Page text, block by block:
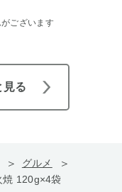
ございます
見る
グルメ
焼 120g×4袋